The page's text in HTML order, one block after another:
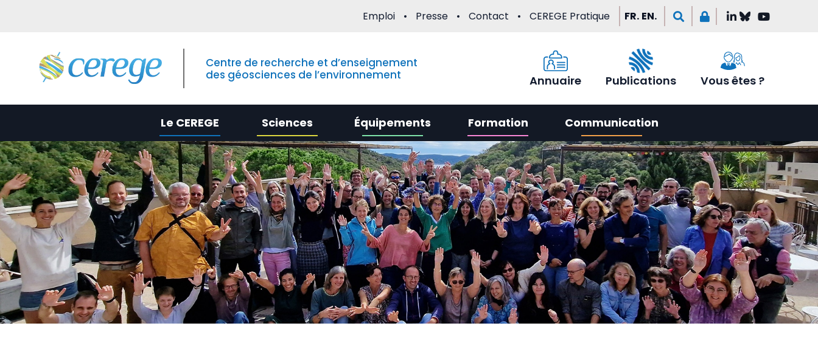
Emploi Presse Contact CEREGE Pratique FR. EN.
Centre de recherche et d’enseignement
des géosciences de l’environnement
Annuaire Publications Vous êtes ?
Le CEREGE Sciences Équipements Formation Communication